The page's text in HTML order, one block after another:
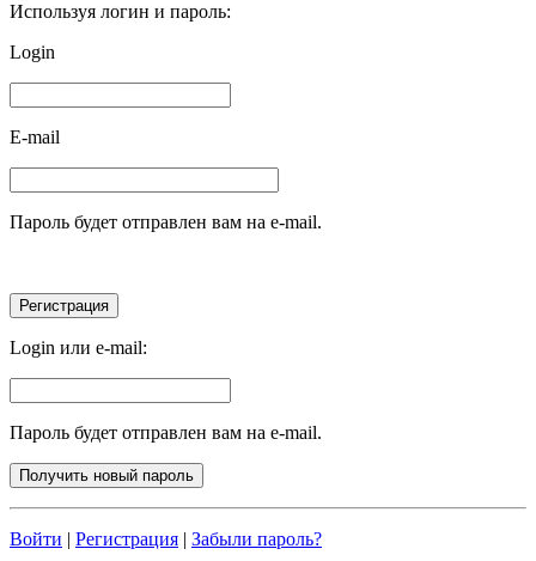
Используя логин и пароль:
Login
E-mail
Пароль будет отправлен вам на e-mail.
Login или e-mail:
Пароль будет отправлен вам на e-mail.
Войти | Регистрация | Забыли пароль?